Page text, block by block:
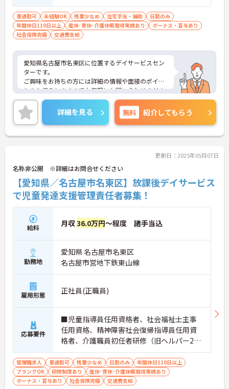
車通勤可 未経験OK 残業少なめ 住宅手当・補助
日勤のみ
年間休日110日以上
産休･育休･介護休暇取得実績あり
ボーナス・賞与あり
社会保険完備
交通費支給
愛知県名古屋市名東区に位置するデイサービスセン
ターです。
ご興味をお持ちの方には詳細の情報や面接のポイン
トをお伝えしますのでお気軽にお問い合わせくださ
いませ。
詳細を見る 無料 紹介してもらう
更新日：2025年05月07日
名称非公開 ※詳細はお問合せください
【愛知県／名古屋市名東区】放課後デイサービス
で児童発達支援管理責任者募集！
給料 月収36.0万円～程度 諸手当込
勤務地
愛知県 名古屋市名東区
名古屋市営地下鉄東山線
雇用形態 正社員(正職員)
応募要件
■児童指導員任用資格者、社会福祉士主事
任用資格、精神障害社会復帰指導員任用資
格者、介護職員初任者研修（旧ヘルパー2
級）以上、介護福祉士、社会福祉士のいず
れかの資格に加え、相談支援従事者初任者
研修および、児童発達支援管理責任者研修
またはサービス管理責任者研修受講済の方
管理職求人 車通勤可 残業少なめ 日勤のみ
年間休日110日以上
ブランクOK
研修制度あり
産休･育休･介護休暇取得実績あり
ボーナス・賞与あり
社会保険完備 交通費支給